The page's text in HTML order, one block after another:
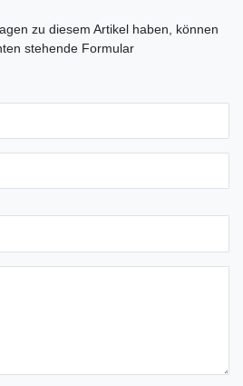
zu diesem Artikel haben, können
stehende Formular